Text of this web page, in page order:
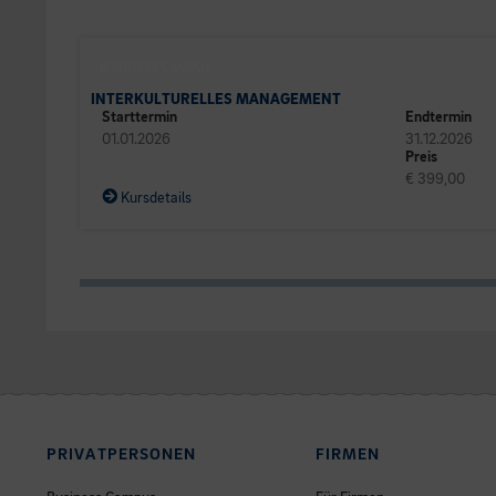
INTERKULTURELLES MANAGEMENT
Starttermin
01.01.2026
Endtermin
31.12.2026
Preis
€ 399,00
Kursdetails
PRIVATPERSONEN FIRMEN